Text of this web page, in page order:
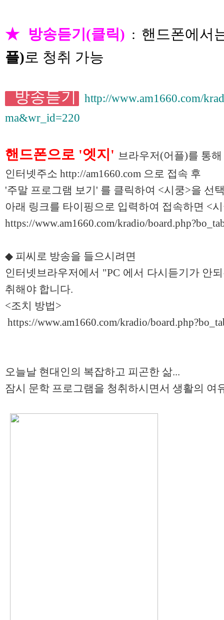
★ 방송듣기(클릭) : 핸드폰에서
플)로 청취 가능
방송듣기
http://www.am1660.com/
ma&wr_id=220
핸드폰으로 '엣지' 브라우저(어플)를 통해
인터넷주소 http://am1660.com 으로 접속 후
'주말 프로그램 보기' 를 클릭하여 <시쿵>을 선
아래 링크를 타이핑으로 입력하여 접속하면 <
https://www.am1660.com/kradio/
◆ 피씨로 방송을 들으시려면
인터넷브라우저에서 "PC 에서 다시듣기가 안
취해야 합니다.
<조치 방법>
https://www.am1660.com/kradio/
오늘날 현대인의 복잡하고 피곤한 삶...
잠시 문학 프로그램을 청취하시면서 생활의 여